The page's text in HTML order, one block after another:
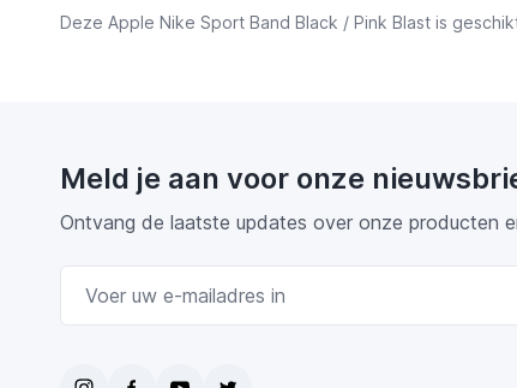
Deze Apple Nike Sport Band Black / Pink Blast is
Meld je aan voor onze
Ontvang de laatste updates over onze producten